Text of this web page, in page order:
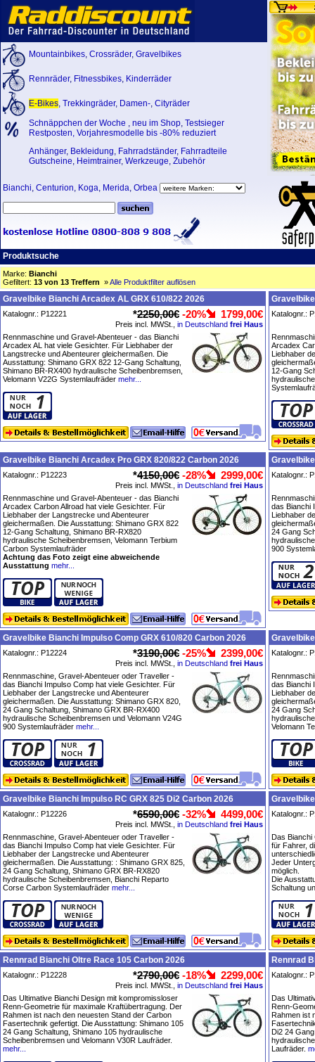
Mountainbikes, Crossräder, Gravelbikes
Rennräder, Fitnessbikes, Kinderräder
E-Bikes, Trekkingräder, Damen-, Cityräder
Schnäppchen der Woche , neu im Shop, Testsieger
Restposten, Vorjahresmodelle bis -80% reduziert
Anhänger, Bekleidung, Fahrradständer, Fahrradteile
Gutscheine, Heimtrainer, Werkzeuge, Zubehör
Bianchi, Centurion, Koga, Merida, Orbea
Produktsuche
Marke: Bianchi
Gefiltert: 13 von 13 Treffern »Alle Produktfilter auflösen
Gravelbike Bianchi Arcadex AL GRX 610/822 2026
Katalognr.: P12221 *2250,00€ -20% 1799,00€
Preis incl. MWSt., in Deutschland frei Haus
Rennmaschine und Gravel-Abenteuer - das Bianchi
Arcadex AL hat viele Gesichter. Für Liebhaber der
Langstrecke und Abenteurer gleichermaßen. Die
Ausstattung: Shimano GRX 822 12-Gang Schaltung,
Shimano BR-RX400 hydraulische Scheibenbremsen,
Velomann V22G Systemlaufräder mehr...
Katalognr.:
Arcadex
Liebhaber
12-Gang
Gravelbike Bianchi Arcadex Pro GRX 820/822 Carbon 2026
Katalognr.: P12223 *4150,00€ -28% 2999,00€
Preis incl. MWSt., in Deutschland frei Haus
Rennmaschine und Gravel-Abenteuer - das Bianchi
Arcadex Carbon Allroad hat viele Gesichter. Für
Liebhaber der Langstrecke und Abenteurer
gleichermaßen. Die Ausstattung: Shimano GRX 822
12-Gang Schaltung, Shimano BR-RX820
hydraulische Scheibenbremsen, Velomann Terbium
Carbon Systemlaufräder
Achtung das Foto zeigt eine abweichende
Ausstattung mehr...
Katalognr.:
das Bianchi
Liebhaber
24 Gang
900
Gravelbike Bianchi Impulso Comp GRX 610/820 Carbon 2026
Katalognr.: P12224 *3190,00€ -25% 2399,00€
Preis incl. MWSt., in Deutschland frei Haus
Rennmaschine, Gravel-Abenteuer oder Traveller -
das Bianchi Impulso Comp hat viele Gesichter. Für
Liebhaber der Langstrecke und Abenteurer
gleichermaßen. Die Ausstattung: Shimano GRX 820,
24 Gang Schaltung, Shimano GRX BR-RX400
hydraulische Scheibenbremsen und Velomann V24G
900 Systemlaufräder mehr...
Katalognr.:
das Bianchi
Liebhaber
24 Gang
Velomann
Gravelbike Bianchi Impulso RC GRX 825 Di2 Carbon 2026
Katalognr.: P12226 *6590,00€ -32% 4499,00€
Preis incl. MWSt., in Deutschland frei Haus
Rennmaschine, Gravel-Abenteuer oder Traveller -
das Bianchi Impulso Comp hat viele Gesichter. Für
Liebhaber der Langstrecke und Abenteurer
gleichermaßen. Die Ausstattung: : Shimano GRX 825,
24 Gang Schaltung, Shimano GRX BR-RX820
hydraulische Scheibenbremsen, Bianchi Reparto
Corse Carbon Systemlaufräder mehr...
Katalognr.:
Das Bianchi
für Fahrer,
Jeder
möglich.
Die
Schaltung
Rennrad Bianchi Oltre Race 105 Carbon 2026
Katalognr.: P12228 *2790,00€ -18% 2299,00€
Preis incl. MWSt., in Deutschland frei Haus
Das Ultimative Bianchi Design mit kompromissloser
Renn-Geometrie für maximale Kraftübertragung. Der
Rahmen ist nach den neuesten Stand der Carbon
Fasertechnik gefertigt. Die Ausstattung: Shimano 105
24 Gang Schaltung, Shimano 105 hydraulische
Scheibenbremsen und Velomann V30R Laufräder.
mehr...
Rennrad
Katalognr.:
Das
Renn-
Rahmen ist
Di2 24
Laufräder.